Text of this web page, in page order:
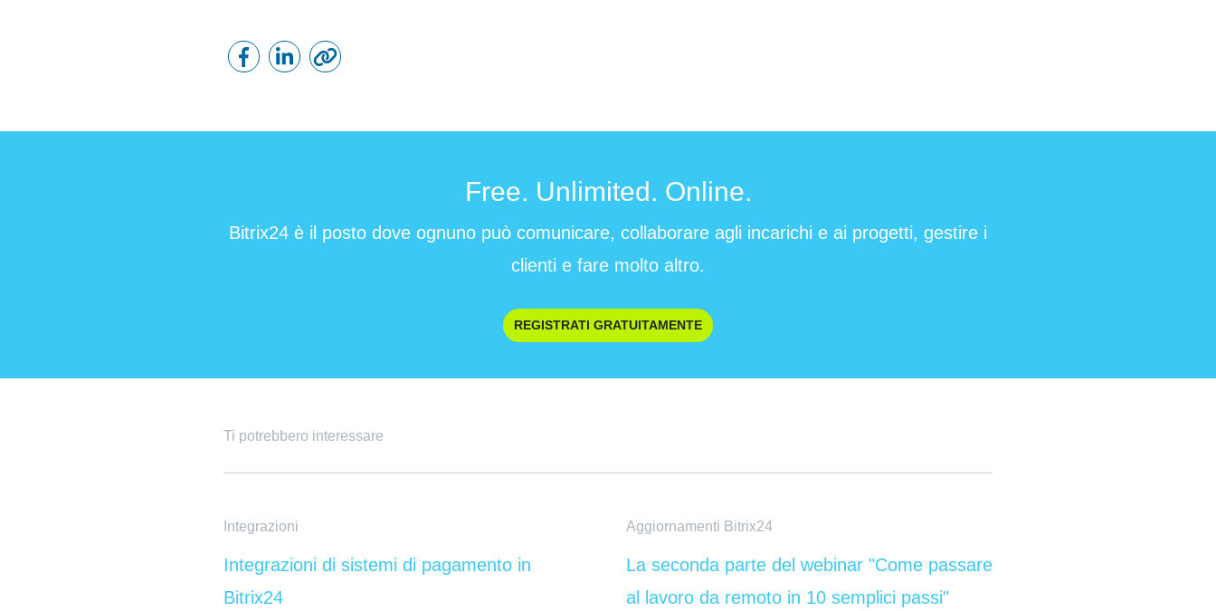
Free. Unlimited. Online.
Bitrix24 è il posto dove ognuno può comunicare, collaborare agli incarichi e ai progetti, gestire i
clienti e fare molto altro.
REGISTRATI GRATUITAMENTE
Ti potrebbero interessare
Integrazioni
Integrazioni di sistemi di pagamento in
Bitrix24
Aggiornamenti Bitrix24
La seconda parte del webinar "Come passare
al lavoro da remoto in 10 semplici passi"